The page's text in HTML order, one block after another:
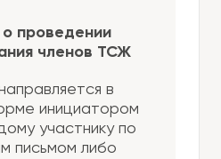
проведении
членов ТСЖ
в
инициатором
участнику по
письмом либо